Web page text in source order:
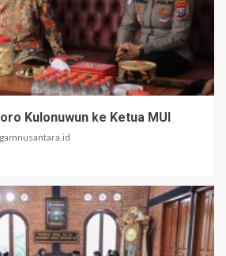
Kulonuwun ke Ketua MUI